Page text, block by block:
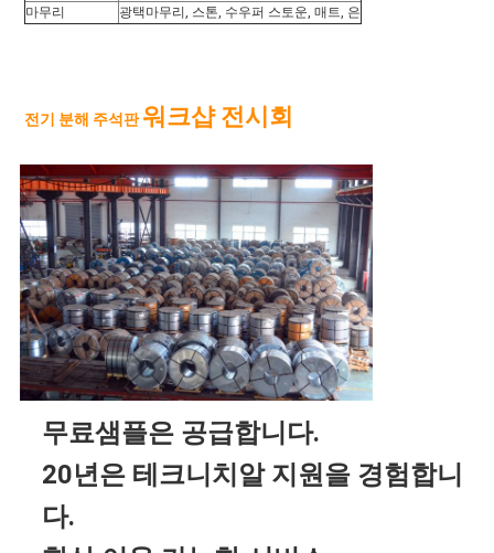
마무리
광택마무리, 스톤, 수우퍼 스토운, 매트, 은
전기 분해 주석판 워크샵 전시회
무료샘플은 공급합니다.
20년은 테크니치알 지원을 경험합니
다.